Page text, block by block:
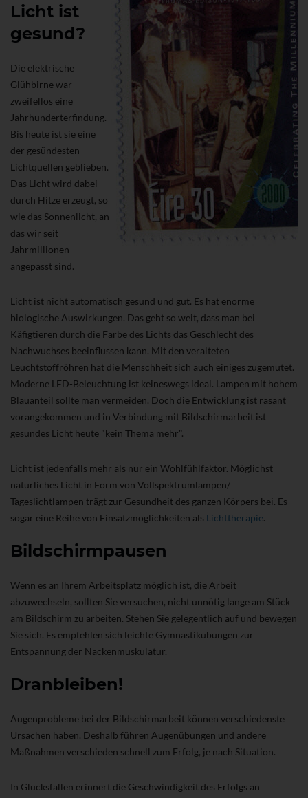
Licht ist
gesund?
Die elektrische
Glühbirne war
zweifellos eine
Jahrhunderterfindung.
Bis heute ist sie eine
der gesündesten
Lichtquellen geblieben.
Das Licht wird dabei
durch Hitze erzeugt, so
wie das Sonnenlicht, an
das wir seit
Jahrmillionen
angepasst sind.
Licht ist nicht automatisch gesund und gut. Es hat enorme
biologische Auswirkungen. Das geht so weit, dass man bei
Käfigtieren durch die Farbe des Lichts das Geschlecht des
Nachwuchses beeinflussen kann. Mit den veralteten
Leuchtstoffröhren hat die Menschheit sich auch einiges zugemutet.
Moderne LED-Beleuchtung ist keineswegs ideal. Lampen mit hohem
Blauanteil sollte man vermeiden. Doch die Entwicklung ist rasant
vorangekommen und in Verbindung mit Bildschirmarbeit ist
gesundes Licht heute "kein Thema mehr".
Licht ist jedenfalls mehr als nur ein Wohlfühlfaktor. Möglichst
natürliches Licht in Form von Vollspektrumlampen/
Tageslichtlampen trägt zur Gesundheit des ganzen Körpers bei. Es
sogar eine Reihe von Einsatzmöglichkeiten als Lichttherapie.
Bildschirmpausen
Wenn es an Ihrem Arbeitsplatz möglich ist, die Arbeit
abzuwechseln, sollten Sie versuchen, nicht unnötig lange am Stück
am Bildschirm zu arbeiten. Stehen Sie gelegentlich auf und bewegen
Sie sich. Es empfehlen sich leichte Gymnastikübungen zur
Entspannung der Nackenmuskulatur.
Dranbleiben!
Augenprobleme bei der Bildschirmarbeit können verschiedenste
Ursachen haben. Deshalb führen Augenübungen und andere
Maßnahmen verschieden schnell zum Erfolg, je nach Situation.
In Glücksfällen erinnert die Geschwindigkeit des Erfolgs an